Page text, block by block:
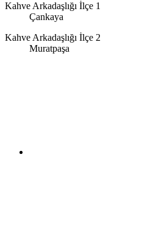
Kahve Arkadaşlığı İlçe 1
Çankaya
Kahve Arkadaşlığı İlçe 2
Muratpaşa